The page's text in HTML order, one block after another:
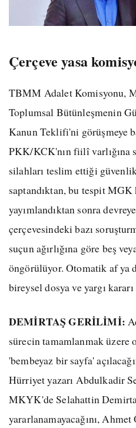
Çerçeve yasa
TBMM Adalet Komisyonu,
Toplumsal Bütünleşmenin
Kanun Teklifi'ni görüşmeye
PKK/KCK'nın fiilî varlığına
silahları teslim ettiği
saptandıktan, bu tespit
yayımlandıktan sonra
çerçevesindeki bazı
suçun ağırlığına göre beş
öngörülüyor. Otomatik af ya
bireysel dosya ve yargı kararı
DEMİRTAŞ GERİLİMİ:
sürecin tamamlanmak üzere
'bembeyaz bir sayfa'
Hürriyet yazarı Abdulkadir
MKYK'de Selahattin
yararlanamayacağını,